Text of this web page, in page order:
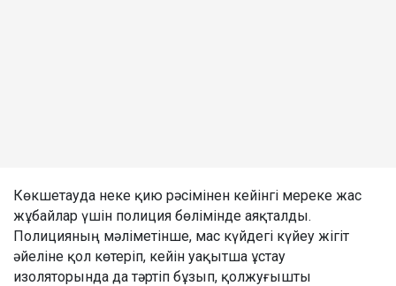
Көкшетауда неке қию рәсімінен кейінгі мереке жас
жұбайлар үшін полиция бөлімінде аяқталды.
Полицияның мәліметінше, мас күйдегі күйеу жігіт
әйеліне қол көтеріп, кейін уақытша ұстау
изоляторында да тәртіп бұзып, қолжуғышты